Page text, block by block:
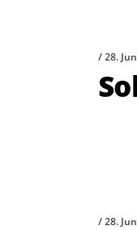
28.
28.